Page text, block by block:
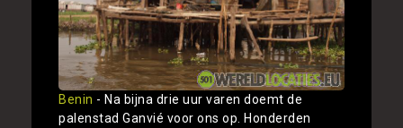
Benin - Na bijna drie uur varen doemt de
palenstad Ganvié voor ons op. Honderden